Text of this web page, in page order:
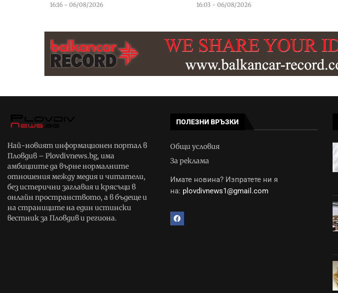
16:16 - 06/08/2026 16:03 - 06/08/2026
Най-новият информационен портал в
Пловдив – Plovdivnews.bg, има
амбициите да върне нормалните
отношения между медия и читатели,
без истерични заглавия и крясъци в
онлайн пространството, а в бъдеще и
на страниците на един истински
вестник за Пловдив и региона.
ПОЛЕЗНИ ВРЪЗКИ
Общи условия
За реклама
Имате новина? Изпратете ни я
на: plovdivnews1@gmail.com